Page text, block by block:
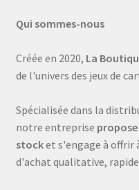
Qui sommes-nous
Créée en 2020, La
de l'univers des jeux de
Spécialisée dans la
notre entreprise
stocket s'engage à offrir
d'achat qualitative,